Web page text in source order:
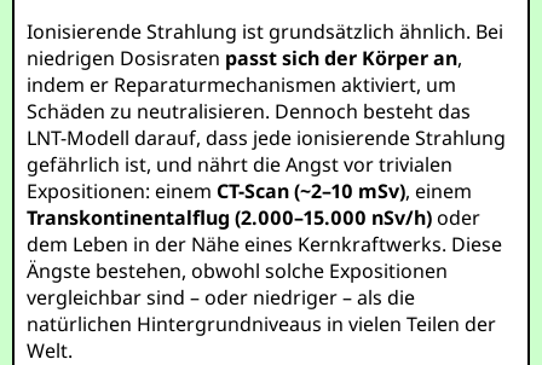
Ionisierende Strahlung ist grundsätzlich ähnlich. Bei
niedrigen Dosisraten passt sich der Körper an,
indem er Reparaturmechanismen aktiviert, um
Schäden zu neutralisieren. Dennoch besteht das
LNT-Modell darauf, dass jede ionisierende Strahlung
gefährlich ist, und nährt die Angst vor trivialen
Expositionen: einemCT-Scan (~2–10 mSv), einem
Transkontinentalflug (2.000–15.000 nSv/h)oder
dem Leben in der Nähe eines Kernkraftwerks. Diese
Ängste bestehen, obwohl solche Expositionen
vergleichbar sind – oder niedriger – als die
natürlichen Hintergrundniveaus in vielen Teilen der
Welt.